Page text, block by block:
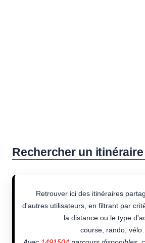
Rechercher un itinéraire
Retrouver ici des itinéraires
d'autres utilisateurs, en filtrant par
la distance ou le type
course, rando,